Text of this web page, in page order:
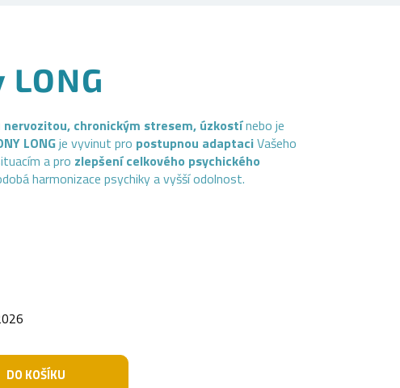
nervozitou, chronickým stresem, úzkostínebo je
LONGje vyvinut pro postupnou adaptaciVašeho
a pro zlepšení celkového psychického
harmonizace psychiky a vyšší odolnost.
DO KOŠÍKU